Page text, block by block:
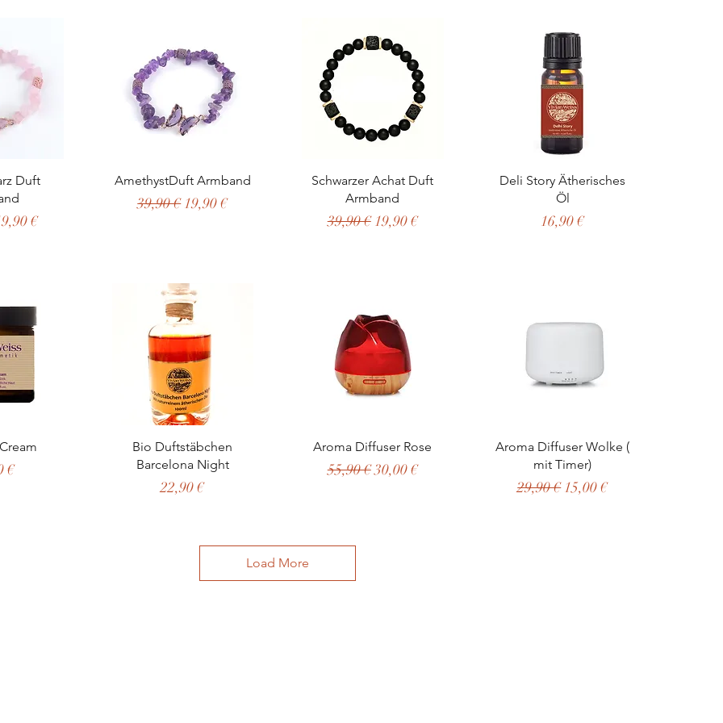
Duft
Preis
€
Schnellansicht
AmethystDuft Armband
Standardpreis
39,90 € Sale-Preis
19,90 €
Schnellansicht
Schwarzer Achat Duft
Armband
Standardpreis
39,90 € Sale-Preis
19,90 €
Schnellansicht
Deli Story Ätherisches
Öl
Preis
16,90 €
€
Schnellansicht
Bio Duftstäbchen
Barcelona Night
Preis
22,90 €
Schnellansicht
Aroma Diffuser Rose
Standardpreis
55,90 €Sale-Preis
30,00 €
Schnellansicht
Aroma Diffuser Wolke (
mit Timer)
Standardpreis
29,90 € Sale-Preis
15,00 €
Load More